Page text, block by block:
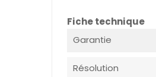
Fiche technique
Garantie
Résolution